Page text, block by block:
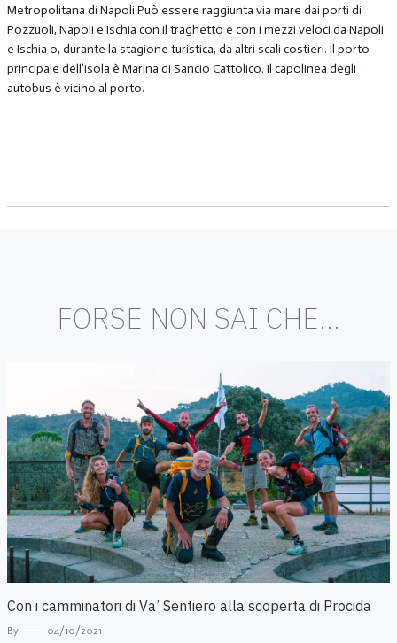
Metropolitana di Napoli.Può essere raggiunta via mare dai porti di
Pozzuoli, Napoli e Ischia con il traghetto e con i mezzi veloci da Napoli
e Ischia o, durante la stagione turistica, da altri scali costieri. Il porto
principale dell’isola è Marina di Sancio Cattolico. Il capolinea degli
autobus è vicino al porto.
FORSE NON SAI CHE...
Con i camminatori di Va’ Sentiero alla scoperta di Procida
By 04/10/2021